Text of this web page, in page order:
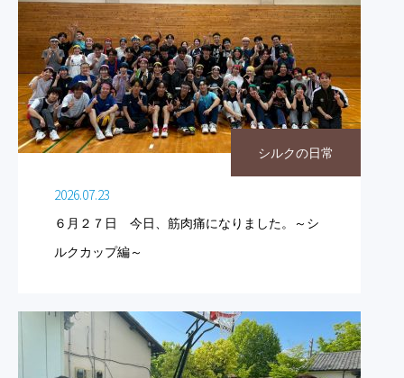
シルクの日常
2026.07.23
６月２７日 今日、筋肉痛になりました。～シ
ルクカップ編～